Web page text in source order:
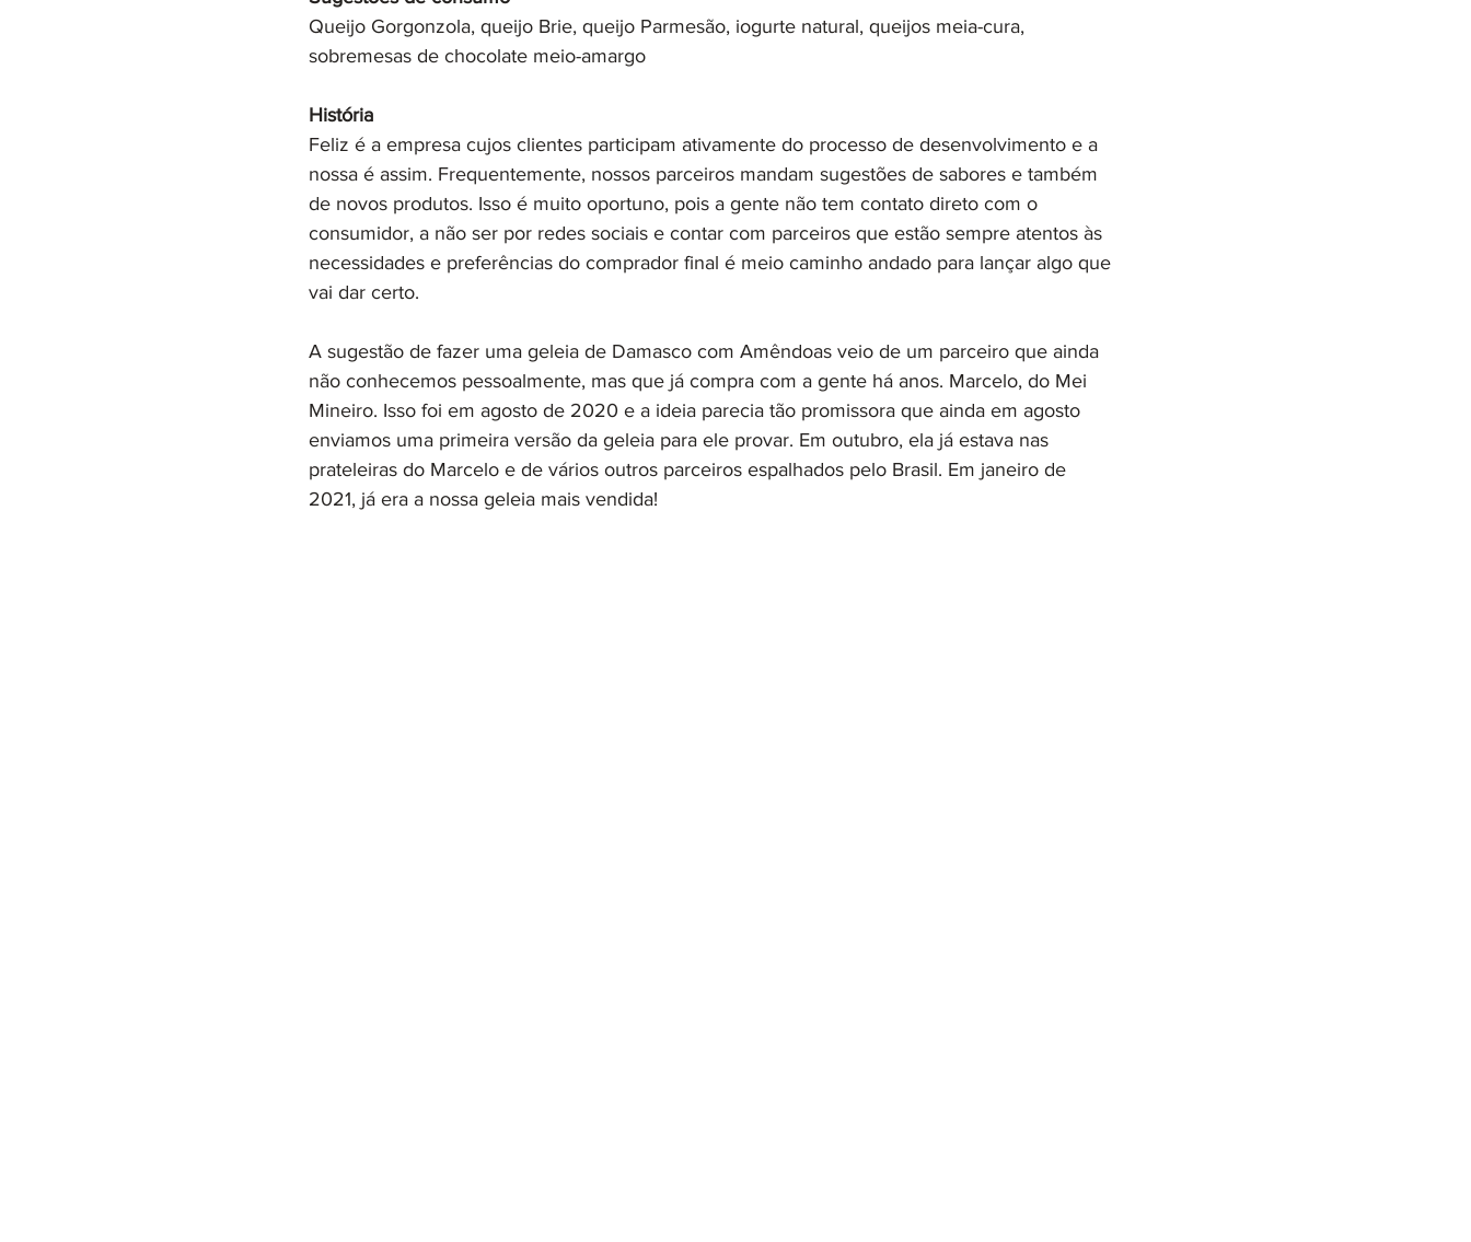
Queijo Gorgonzola, queijo Brie, queijo Parmesão, iogurte natural, queijos meia-cura,
sobremesas de chocolate meio-amargo
História
Feliz é a empresa cujos clientes participam ativamente do processo de desenvolvimento e a
nossa é assim. Frequentemente, nossos parceiros mandam sugestões de sabores e também
de novos produtos. Isso é muito oportuno, pois a gente não tem contato direto com o
consumidor, a não ser por redes sociais e contar com parceiros que estão sempre atentos às
necessidades e preferências do comprador final é meio caminho andado para lançar algo que
vai dar certo.
A sugestão de fazer uma geleia de Damasco com Amêndoas veio de um parceiro que ainda
não conhecemos pessoalmente, mas que já compra com a gente há anos. Marcelo, do Mei
Mineiro. Isso foi em agosto de 2020 e a ideia parecia tão promissora que ainda em agosto
enviamos uma primeira versão da geleia para ele provar. Em outubro, ela já estava nas
prateleiras do Marcelo e de vários outros parceiros espalhados pelo Brasil. Em janeiro de
2021, já era a nossa geleia mais vendida!